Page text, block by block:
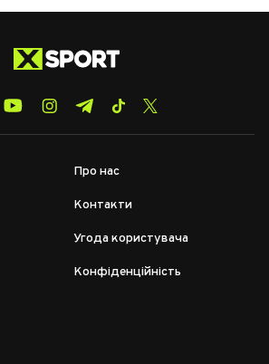
Про нас
Контакти
Угода користувача
Конфіденційність